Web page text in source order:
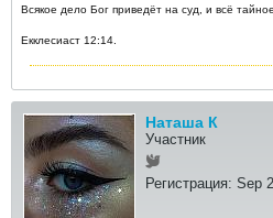
Всякое дело Бог приведёт на суд, и всё
Екклесиаст 12:14.
Наташа К
Участник
Регистрация: Sep